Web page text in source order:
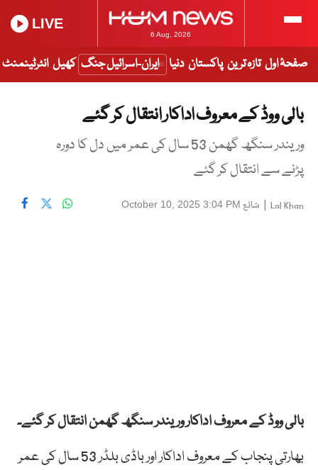
6 Aug, 2026
LIVE
صفحۂ اول تازہ ترین پاکستان دنیا ایران-اسرائیل جنگ کھیل انٹرٹینمنٹ
بالی ووڈ کے معروف اداکار انتقال کر گئے
وریندر سنگھ گھمن 53 سال کی عمر میں دل کا دورہ
پڑنے سے انتقال کر گئے
Lal Khan
| شائع October 10, 2025 3:04 PM
بالی ووڈ کے معروف اداکار وریندر سنگھ گھمن انتقال کر گئے۔
بھارتی پنجاب کے معروف اداکار اور باڈی بلڈر 53 سال کی عمر